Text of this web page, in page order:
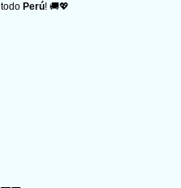
Perú! 🚚💖